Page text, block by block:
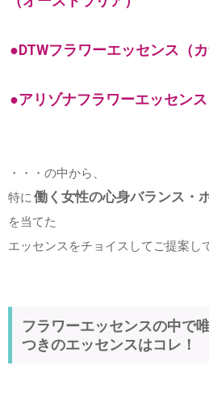
●DTWフラワーエッセンス（カ
●アリゾナフラワーエッセンス
・・・の中から、
特に働く女性の心身バランス・
を当てた
エッセンスをチョイスしてご提案し
フラワーエッセンスの中で
つきのエッセンスはコレ！